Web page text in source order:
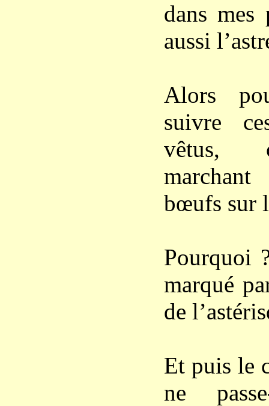
dans mes
aussi
Alors
suivre
vêtus,
bœufs sur
Pourquoi
marqué
de
Et puis le
ne